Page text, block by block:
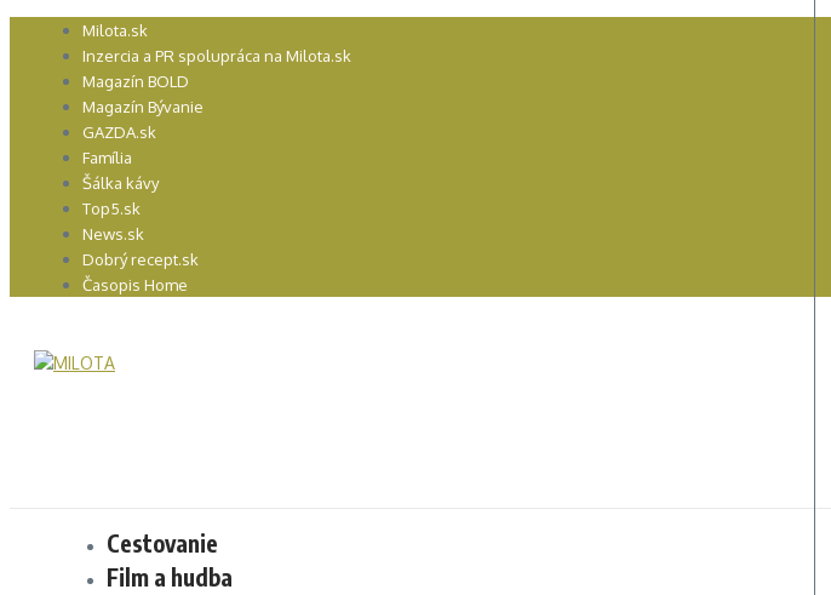
Preskočiť Milota.sk
Inzercia a PR spolupráca na Milota.sk
Magazín BOLD
Magazín Bývanie
GAZDA.sk
Família
Šálka kávy
Top5.sk
News.sk
Dobrý recept.sk
Časopis Home
Cestovanie
Film a hudba